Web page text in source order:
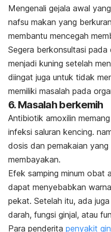
Mengenali gejala awal
nafsu makan yang
membantu mencegah
Segera berkonsultasi
menjadi kuning setelah
diingat juga untuk tidak
memiliki masalah pada
6. Masalah berkemih
Antibiotik amoxilin
infeksi saluran kencing.
dosis dan pemakaian yang
membayakan.
Efek samping minum obat
dapat menyebabkan
pekat. Setelah itu, ada
darah, fungsi ginjal, atau
Para penderita penyakit